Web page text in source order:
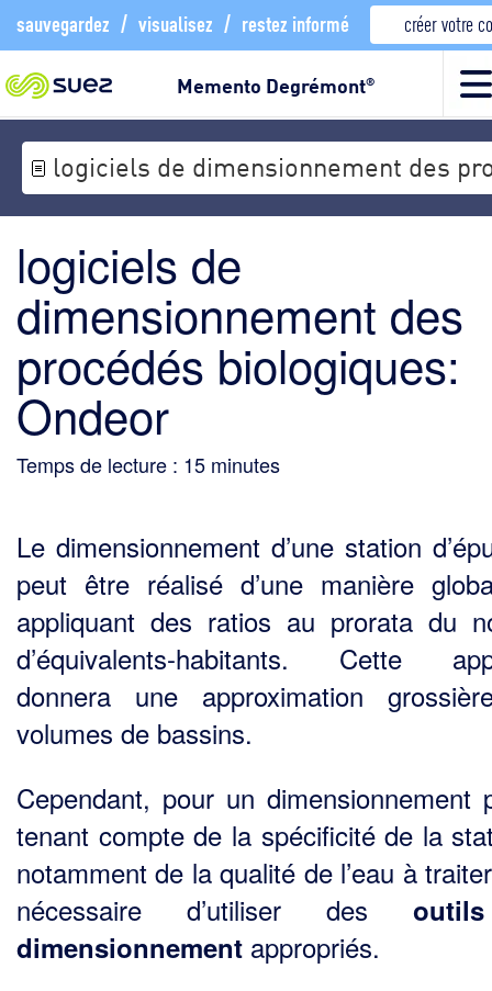
sauvegardez / visualisez / restez informé créer votre
Memento Degrémont®
logiciels de dimensionnement des
logiciels de
dimensionnement des
procédés biologiques:
Ondeor
Temps de lecture : 15 minutes
Le dimensionnement d’une station
peut être réalisé d’une manière
appliquant des ratios au prorata du
d’équivalents-habitants. Cette
donnera une approximation
volumes de bassins.
Cependant, pour un dimensionnement
tenant compte de la spécificité de la
notamment de la qualité de l’eau à
nécessaire d’utiliser des
dimensionnement appropriés.